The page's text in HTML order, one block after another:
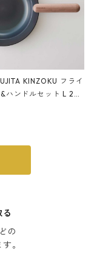
KINZOKU フライ
ハンドルセット L 24c
対応 鉄フライパン
の
。